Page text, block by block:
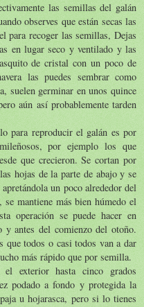
las semillas del galán
observes que están secas las
para recoger las semillas, Dejas
en lugar seco y ventilado y las
de cristal con un poco de
las puedes sembrar como
suelen germinar en unos quince
aún así probablemente tarden
para reproducir el galán es por
por ejemplo los que
que crecieron. Se cortan por
hojas de la parte de abajo y se
un poco alrededor del
se mantiene más bien húmedo el
operación se puede hacer en
y antes del comienzo del otoño.
que todos o casi todos van a dar
más rápido que por semilla.
exterior hasta cinco grados
podado a fondo y protegida la
u hojarasca, pero si lo tienes